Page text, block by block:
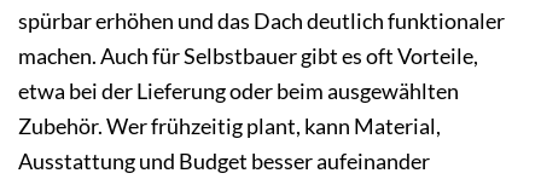
spürbar erhöhen und das Dach deutlich funktionaler
machen. Auch für Selbstbauer gibt es oft Vorteile,
etwa bei der Lieferung oder beim ausgewählten
Zubehör. Wer frühzeitig plant, kann Material,
Ausstattung und Budget besser aufeinander